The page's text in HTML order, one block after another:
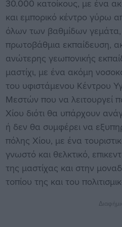
30.000 κατοίκους, με ένα
και εμπορικό κέντρο γύρω
όλων των βαθμίδων
πρωτοβάθμια εκπαίδευση,
ανώτερης γεωπονικής
μαστίχι, με ένα ακόμη
του υφιστάμενου Κέντρου
Μεστών που να λειτουργεί
Χίου διότι θα υπάρχουν
ή δεν θα συμφέρει να
πόλης Χίου, με ένα
γνωστό και θελκτικό,
της μαστίχας και στην
τοπίου της και του